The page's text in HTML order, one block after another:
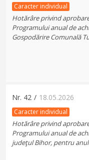
Caracter individual
Hotărâre privind
Programului anual de
Gospodărire Comunală
Nr. 42 / 18.05.2026
Caracter individual
Hotărâre privind
Programului anual de
judeţul Bihor, pentru anul